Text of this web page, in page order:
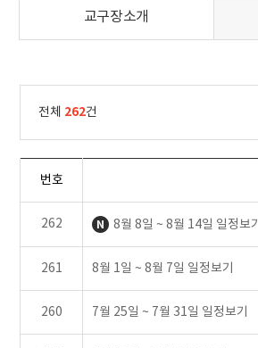
교구장소개
전체 262건
번호
262 8월 8일 ~ 8월 14일 일정보기
261 8월 1일 ~ 8월 7일 일정보기
260 7월 25일 ~ 7월 31일 일정보기